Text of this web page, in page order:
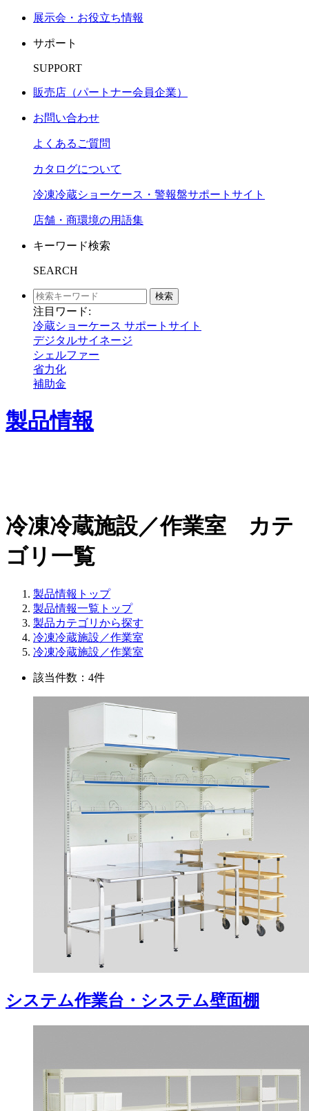
展示会・お役立ち情報
サポート
SUPPORT
販売店（パートナー会員企業）
お問い合わせ
よくあるご質問
カタログについて
冷凍冷蔵ショーケース・警報盤サポートサイト
店舗・商環境の用語集
キーワード検索
SEARCH
検索
注目ワード:
冷蔵ショーケース サポートサイト
デジタルサイネージ
シェルファー
省力化
補助金
製品情報
冷凍冷蔵施設／作業室 カテ
ゴリ一覧
製品情報トップ
製品情報一覧トップ
製品カテゴリから探す
冷凍冷蔵施設／作業室
冷凍冷蔵施設／作業室
該当件数：4件
システム作業台・システム壁面棚